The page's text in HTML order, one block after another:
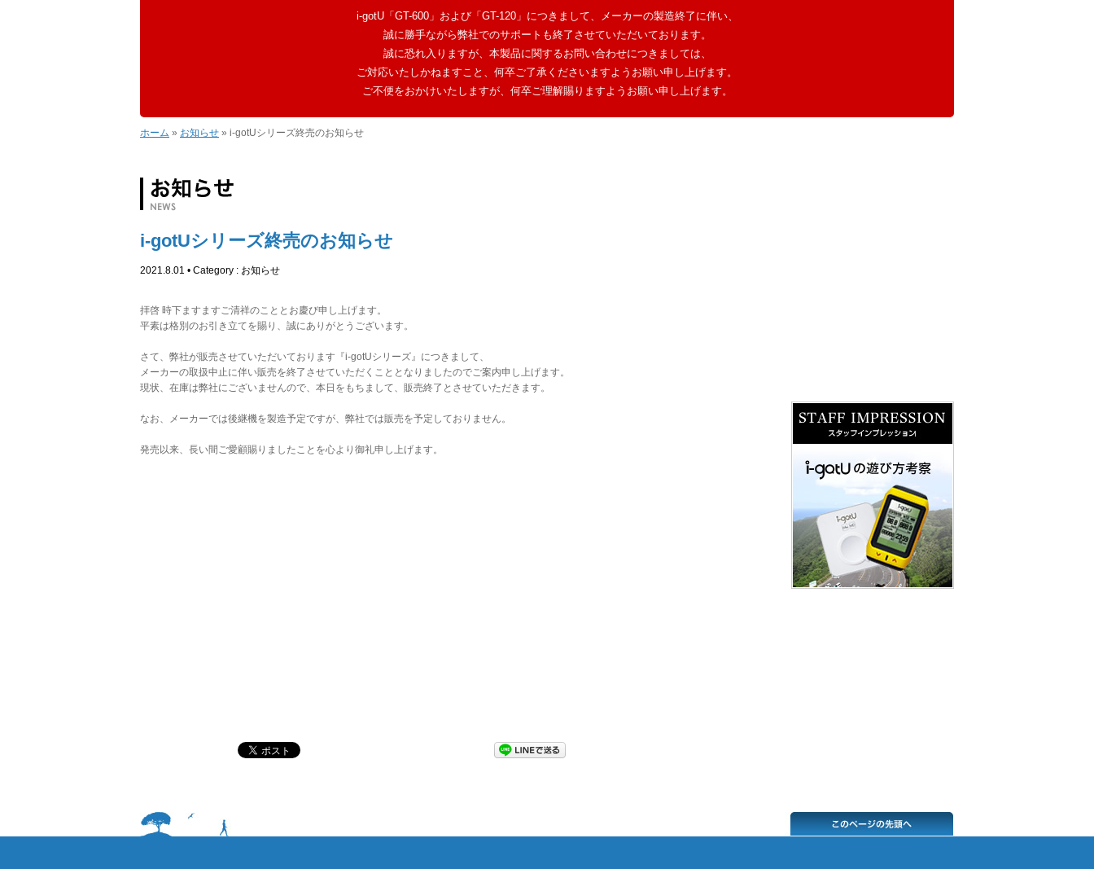
i-gotU「GT-600」および「GT-120」につきまして、メーカーの製造終了に伴い、
誠に勝手ながら弊社でのサポートも終了させていただいております。
誠に恐れ入りますが、本製品に関するお問い合わせにつきましては、
ご対応いたしかねますこと、何卒ご了承くださいますようお願い申し上げます。
ご不便をおかけいたしますが、何卒ご理解賜りますようお願い申し上げます。
ホーム » お知らせ » i-gotUシリーズ終売のお知らせ
i-gotUシリーズ終売のお知らせ
2021.8.01 • Category : お知らせ
拝啓 時下ますますご清祥のこととお慶び申し上げます。
平素は格別のお引き立てを賜り、誠にありがとうございます。
さて、弊社が販売させていただいております『i-gotUシリーズ』につきまして、
メーカーの取扱中止に伴い販売を終了させていただくこととなりましたのでご案内申し上げます。
現状、在庫は弊社にございませんので、本日をもちまして、販売終了とさせていただきます。
なお、メーカーでは後継機を製造予定ですが、弊社では販売を予定しておりません。
発売以来、長い間ご愛顧賜りましたことを心より御礼申し上げます。